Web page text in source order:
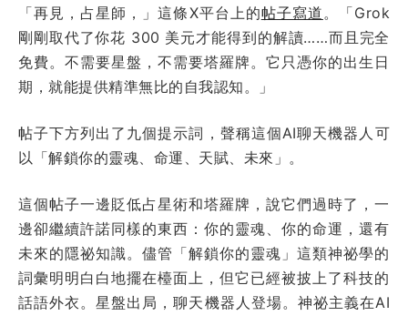
「再見，占星師，」這條X平台上的帖子寫道 。「Grok
剛剛取代了你花 300 美元才能得到的解讀……而且完全
免費。不需要星盤，不需要塔羅牌。它只憑你的出生日
期，就能提供精準無比的自我認知。」
帖子下方列出了九個提示詞，聲稱這個AI聊天機器人可
以「解鎖你的靈魂、命運、天賦、未來」。
這個帖子一邊貶低占星術和塔羅牌，說它們過時了，一
邊卻繼續許諾同樣的東西：你的靈魂、你的命運，還有
未來的隱祕知識。儘管「解鎖你的靈魂」這類神祕學的
詞彙明明白白地擺在檯面上，但它已經被披上了科技的
話語外衣。星盤出局，聊天機器人登場。神祕主義在AI